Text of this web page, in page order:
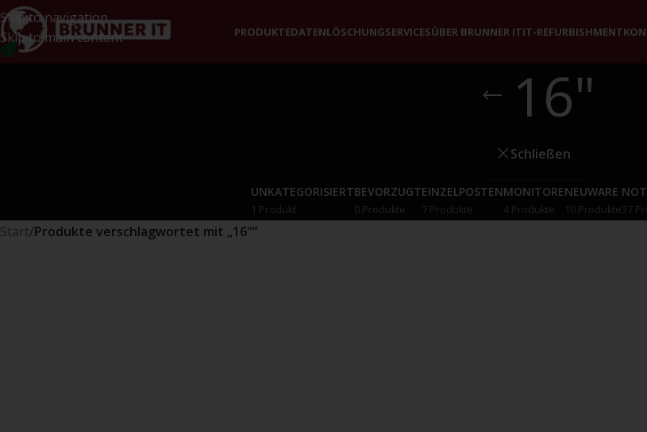
Skip to navigation
Skip to main content
PRODUKTEDATENLÖSCHUNGSERVICESÜBER BRUNNER ITIT-REFURBISHMENT
16"
Schließen
UNKATEGORISIERT
1 Produkt
BEVORZUGT
0 Produkte
EINZELPOSTEN
7 Produkte
MONITORE
4 Produkte
NEUWARE
10 Produkte37
Start/Produkte verschlagwortet mit „16"“